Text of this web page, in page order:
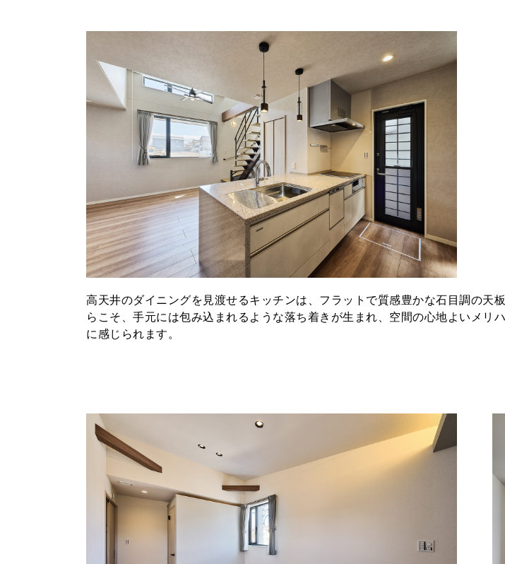
高天井のダイニングを見渡せるキッチンは、フラットで質感豊かな石目調の天
らこそ、手元には包み込まれるような落ち着きが生まれ、空間の心地よいメ
に感じられます。